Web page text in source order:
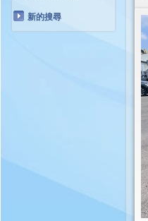
新的搜尋